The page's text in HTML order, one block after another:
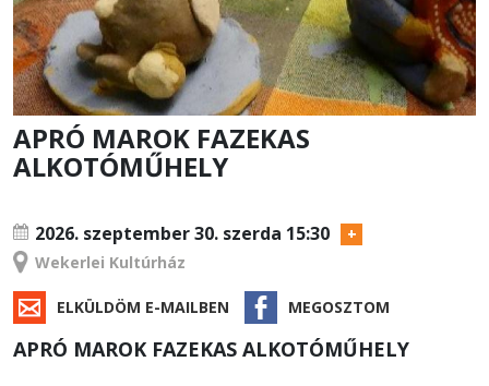
APRÓ MAROK FAZEKAS
ALKOTÓMŰHELY
2026. szeptember 30. szerda 15:30
Wekerlei Kultúrház
ELKÜLDÖM E-MAILBEN MEGOSZTOM
APRÓ MAROK FAZEKAS ALKOTÓMŰHELY